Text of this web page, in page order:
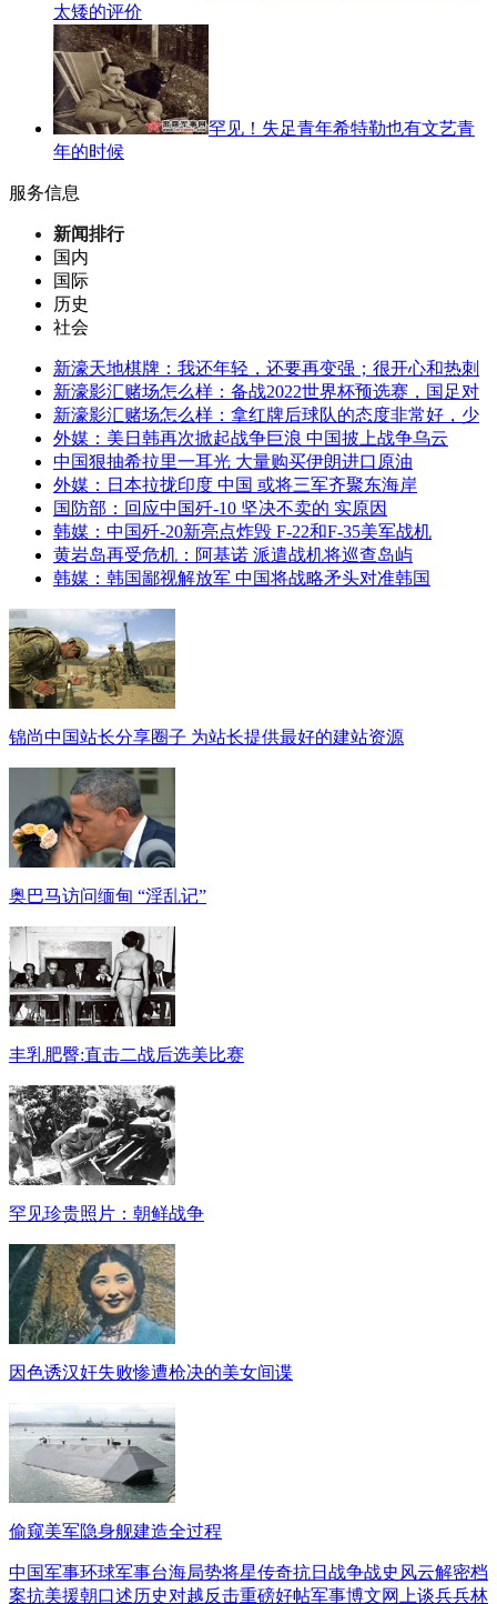
太矮的评价
罕见！失足青年希特勒也有文艺青
年的时候
服务信息
新闻排行
国内
国际
历史
社会
新濠天地棋牌：我还年轻，还要再变强；很开心和热刺
新濠影汇赌场怎么样：备战2022世界杯预选赛，国足对
新濠影汇赌场怎么样：拿红牌后球队的态度非常好，少
外媒：美日韩再次掀起战争巨浪 中国披上战争乌云
中国狠抽希拉里一耳光 大量购买伊朗进口原油
外媒：日本拉拢印度 中国 或将三军齐聚东海岸
国防部：回应中国歼-10 坚决不卖的 实原因
韩媒：中国歼-20新亮点炸毁 F-22和F-35美军战机
黄岩岛再受危机：阿基诺 派遣战机将巡查岛屿
韩媒：韩国鄙视解放军 中国将战略矛头对准韩国
锦尚中国站长分享圈子 为站长提供最好的建站资源
奥巴马访问缅甸 “淫乱记”
丰乳肥臀:直击二战后选美比赛
罕见珍贵照片：朝鲜战争
因色诱汉奸失败惨遭枪决的美女间谍
偷窥美军隐身舰建造全过程
中国军事环球军事台海局势将星传奇抗日战争战史风云解密档
案抗美援朝口述历史对越反击重磅好帖军事博文网上谈兵兵林